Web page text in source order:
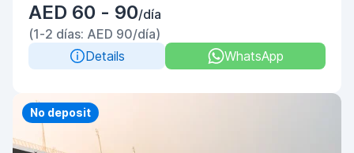
AED 60 - 90/día
(1-2 días: AED 90/día)
Details
WhatsApp
Priority
No deposit